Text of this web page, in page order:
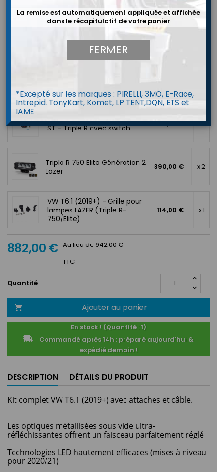

phares Triple R-750 ELITE - LAZER
Ce pack contient
Câblage double pour Linear -
ST - Triple R avec switch
48,00 € x 1
Triple R 750 Elite Génération 2
Lazer
390,00 € x 2
VW T6.1 (2019+) - Grille pour
lampes LAZER (Triple R-
750/Elite)
114,00 € x 1
882,00 € Au lieu de 942,00 €
TTC
Quantité
 Ajouter au panier
En stock ! (Quantité : 1)
Commandé après 14h : préparé aujourd'hui &
expédié demain !
DESCRIPTION DÉTAILS DU PRODUIT
Kit complet VW T6.1 (2019+) avec attaches et câble.
Les optiques métallisées sous vide ultra-
réfléchissantes offrent un faisceau parfaitement réglé
Technologies LED hautement efficaces (mises à niveau
pour 2020/21)
La remise est automatiquement appliquée et affichée
dans le récapitulatif de votre panier
FERMER
*Excepté sur les marques : PIRELLI, 3MO, E-Race,
Intrepid, TonyKart, Komet, LP TENT,DQN, ETS et
IAME